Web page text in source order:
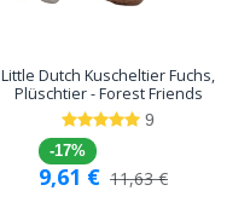
Little Dutch Kuscheltier Fuchs,
Plüschtier - Forest Friends
9
-17%
9,61 € 11,63€